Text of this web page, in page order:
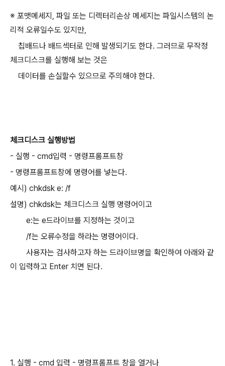
※ 포맷메세지, 파일 또는 디렉터리손상 메세지는 파일시스템의 논
리적 오류일수도 있지만,
칩배드나 배드섹터로 인해 발생되기도 한다. 그러므로 무작정
체크디스크를 실행해 보는 것은
데이터를 손실할수 있으므로 주의해야 한다.
체크디스크 실행방법
- 실행 - cmd입력 - 명령프롬프트창
- 명령프롬프트창에 명령어를 넣는다.
예시) chkdsk e: /f
설명) chkdsk는 체크디스크 실행 명령어이고
e:는 e드라이브를 지정하는 것이고
/f는 오류수정을 하라는 명령어이다.
사용자는 검사하고자 하는 드라이브명을 확인하여 아래와 같
이 입력하고 Enter 치면 된다.
1. 실행 - cmd 입력 - 명령프롬프트 창을 열거나